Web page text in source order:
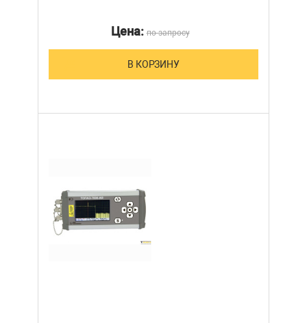
Цена:по запросу
В КОРЗИНУ